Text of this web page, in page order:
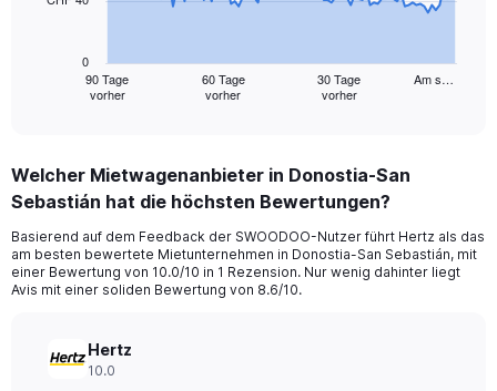
Range:
91
The
chart
has
axis
displaying
90 Tage
vorher
60 Tage
vorher
30 Tage
vorher
Am s…
0
Welcher Mietwagenanbieter in Donostia-San
Sebastián hat die höchsten Bewertungen?
Basierend auf dem Feedback der SWOODOO-Nutzer führt Hertz als das
am besten bewertete Mietunternehmen in Donostia-San Sebastián, mit
einer Bewertung von 10.0/10 in 1 Rezension. Nur wenig dahinter liegt
Avis mit einer soliden Bewertung von 8.6/10.
Hertz
10.0